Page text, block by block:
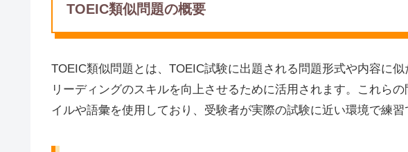
TOEIC類似問題の概要
TOEIC類似問題とは、TOEIC試験に出題される問題形式や内容に
リーディングのスキルを向上させるために活用されます。これら
イルや語彙を使用しており、受験者が実際の試験に近い環境で練習